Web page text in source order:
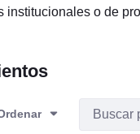
institucionales o de